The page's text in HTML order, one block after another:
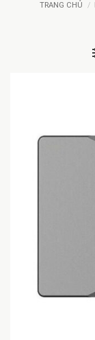
TRANG CHỦ /